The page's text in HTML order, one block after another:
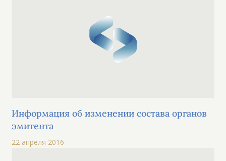
Информация об изменении состава органов
эмитента
22 апреля 2016